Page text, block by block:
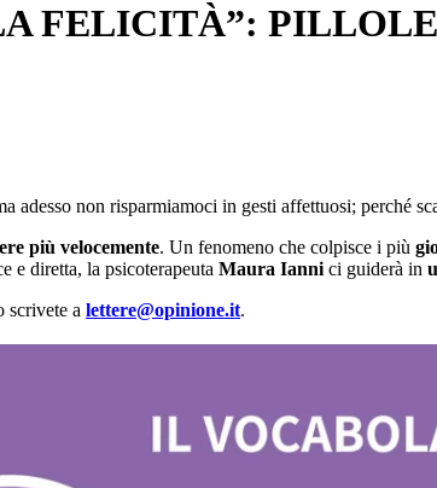
FELICITÀ”:
adesso non risparmiamoci in gesti affettuosi; perché
più velocemente. Un fenomeno che colpisce i più
e diretta, la psicoterapeuta Maura Ianni ci guiderà in
scrivete a lettere@opinione.it.